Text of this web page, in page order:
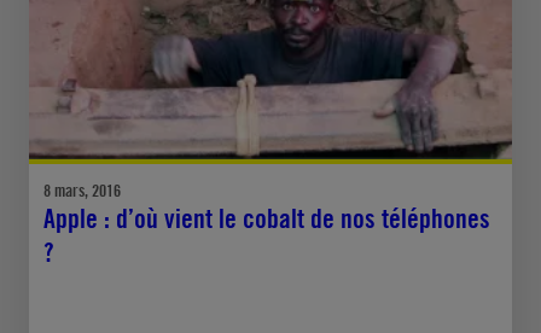
8 mars, 2016
Apple : d’où vient le cobalt de nos téléphones
?